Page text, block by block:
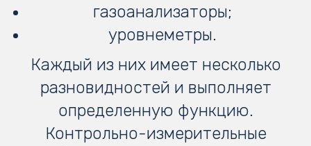
газоанализаторы;
уровнеметры.
Каждый из них имеет несколько
разновидностей и выполняет
определенную функцию.
Контрольно-измерительные